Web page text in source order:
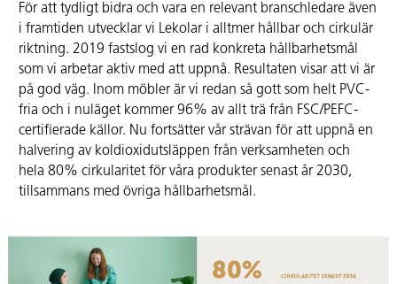
För att tydligt bidra och vara en relevant branschledare även
i framtiden utvecklar vi Lekolar i alltmer hållbar och cirkulär
riktning. 2019 fastslog vi en rad konkreta hållbarhetsmål
som vi arbetar aktiv med att uppnå. Resultaten visar att vi är
på god väg. Inom möbler är vi redan så gott som helt PVC-
fria och i nuläget kommer 96% av allt trä från FSC/PEFC-
certifierade källor. Nu fortsätter vår strävan för att uppnå en
halvering av koldioxidutsläppen från verksamheten och
hela 80% cirkularitet för våra produkter senast år 2030,
tillsammans med övriga hållbarhetsmål.